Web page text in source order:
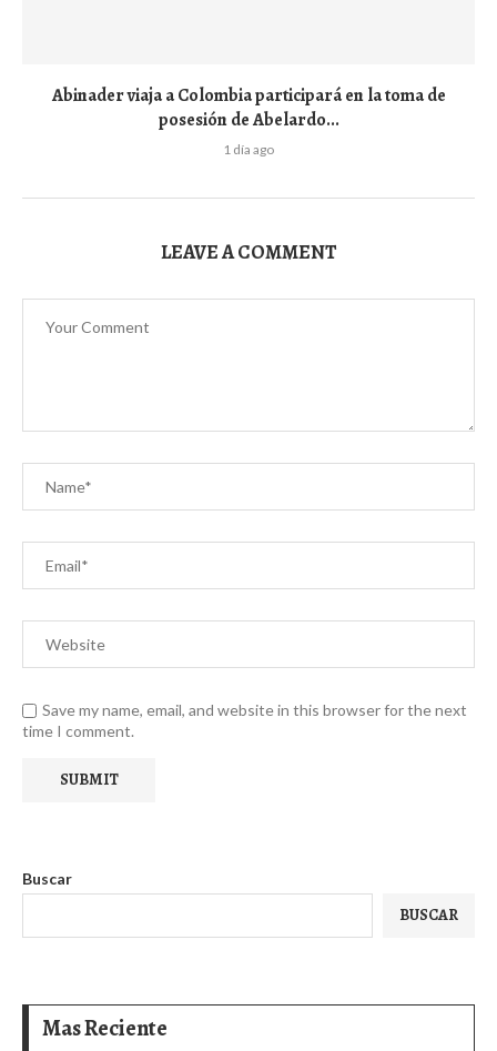
Abinader viaja a Colombia participará en la toma de
posesión de Abelardo...
1 día ago
LEAVE A COMMENT
Save my name, email, and website in this browser for the next
time I comment.
Buscar
BUSCAR
Mas Reciente